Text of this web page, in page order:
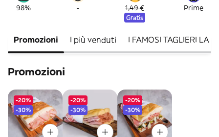
98% - 1,49 €
Gratis
Prime
Promozioni I più venduti I FAMOSI TAGLIERI LA
Promozioni
-20%
-30%
-20%
-30%
-20%
-30%